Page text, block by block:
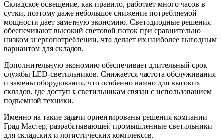
Складское освещение, как правило, работает много часов в
сутки, поэтому даже небольшое снижение потребляемой
мощности дает заметную экономию. Светодиодные решения
обеспечивают высокий световой поток при сравнительно
низком энергопотреблении, что делает их наиболее выгодным
вариантом для складов.
Дополнительную экономию обеспечивает длительный срок
службы LED-светильников. Снижается частота обслуживания
и замены оборудования, что особенно важно для высоких
складов, где доступ к светильникам связан с использованием
подъемной техники.
Именно на такие задачи ориентированы решения компании
Град Мастер, разрабатывающей промышленные светильники
для складских и логистических комплексов.